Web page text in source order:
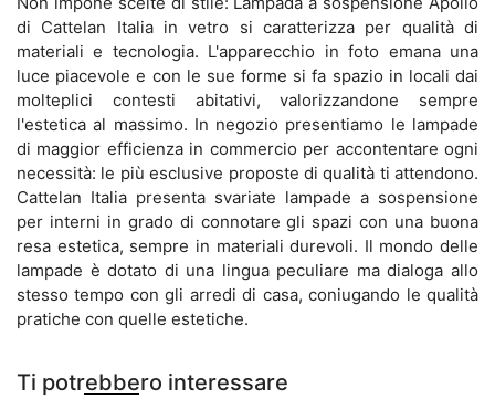
di Cattelan Italia in vetro si caratterizza per qualità di
materiali e tecnologia. L'apparecchio in foto emana una
luce piacevole e con le sue forme si fa spazio in locali dai
molteplici contesti abitativi, valorizzandone sempre
l'estetica al massimo. In negozio presentiamo le lampade
di maggior efficienza in commercio per accontentare ogni
necessità: le più esclusive proposte di qualità ti attendono.
Cattelan Italia presenta svariate lampade a sospensione
per interni in grado di connotare gli spazi con una buona
resa estetica, sempre in materiali durevoli. Il mondo delle
lampade è dotato di una lingua peculiare ma dialoga allo
stesso tempo con gli arredi di casa, coniugando le qualità
pratiche con quelle estetiche.
Ti potrebbero interessare